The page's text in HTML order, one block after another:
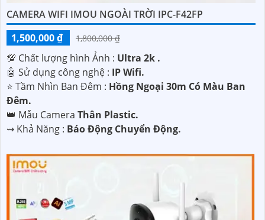
CAMERA WIFI IMOU NGOÀI TRỜI IPC-F42FP
1,500,000 ₫
1,800,000 ₫
💯 Chất lượng hình Ảnh : Ultra 2k .
🤖️ Sử dụng công nghệ : IP Wifi.
⭐ Tầm Nhìn Ban Đêm : Hồng Ngoại 30m Có Màu Ban
Đêm.
👑 Mẫu Camera Thân Plastic.
️⇝ Khả Năng : Báo Động Chuyển Động.